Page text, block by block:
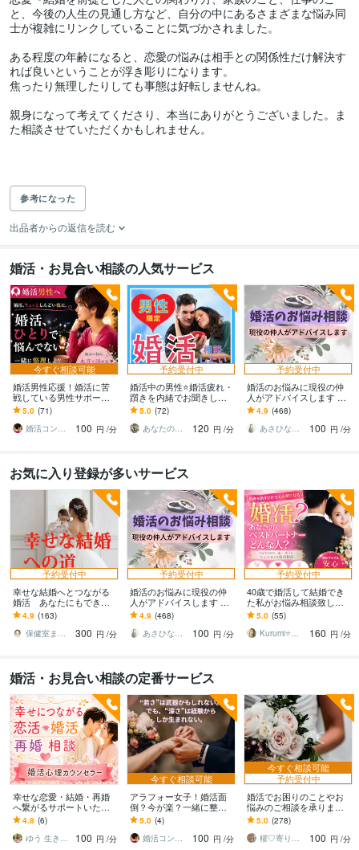
と、今後の人生の見通し方など、自分の中にあるさまざまな悩み同
士が複雑にリンクしていることに気づかされました。
ある程度の年齢になると、恋愛の悩みは相手との関係性だけ解決す
れば良いということが浮き彫りになります。
焦ったり無理したりしても事態は好転しませんね。
親身になって考えてくださり、本当にありがとうございました。ま
た相談させていただくかもしれません。
参考になった
出品者からの返信を読む
婚活・お見合い相談の人気サービス
今すぐ相談可能
婚活男性応援！婚活に苦
戦している男性サポート
します 女性目線で“本当の
ところ”教えます♪一人で
悩まず話してみて♪
5.0 (71)
婚活コンサルLemon✨
100 円 /分
予約受付中
婚活中の男性⭐婚活疲れ・
躓きを内緒でお聞きしま
す 女友達に婚活の悩み相
談❤️結婚/恋愛/アプリ30代
40代
5.0 (72)
あなたのサポーター⭐えみ
120 円 /分
予約受付中
婚活のお悩みに現役の仲
人がアドバイスします 戦
略を練ることが婚活に勝
つ秘訣ですよ
4.9 (468)
あさひな☆どんなお悩みでもお話ください
100 円 /分
お気に入り登録が多いサービス
予約受付中
幸せな結婚へとつながる
婚活 あなたにもできま
す 結婚のマインドセット
を間違えていませんか？
体験からお話します
4.9 (163)
保健室まるみ
300 円 /分
予約受付中
婚活のお悩みに現役の仲
人がアドバイスします 戦
略を練ることが婚活に勝
つ秘訣ですよ
4.9 (468)
あさひな☆どんなお悩みでもお話ください
100 円 /分
予約受付中
40歳で婚活して結婚でき
た私がお悩み相談致しま
す 後悔しないお相手選び
❤️一番大切なポイントを
確認しましょ♪
5.0 (55)
Kurumi⭐️精霊占い
160 円 /分
婚活・お見合い相談の定番サービス
幸せな恋愛・結婚・再婚
へ繋がるサポートいたし
ます 経験者・婚活心理カ
ウンセラーが辛い恋愛卒
業のお手伝いをします
4.8 (6)
ゆう 生きづらさをひも解き解放します
100 円 /分
今すぐ相談可能
アラフォー女子！婚活面
倒？今が楽？一緒に整理
します 婚活拗らせてた私
が相談所で7歳年下と結婚
した方法教えます♪
5.0 (4)
婚活コンサルLemon✨
100 円 /分
今すぐ相談可能
予約受付中
婚活でお困りのことやお
悩みのご相談を承ります
婚活でお困りのこと、具
体的にカウンセリングを
させて頂きます。
5.0 (278)
櫂♡寄り添うカウンセラー♡ヒーラー
100 円 /分